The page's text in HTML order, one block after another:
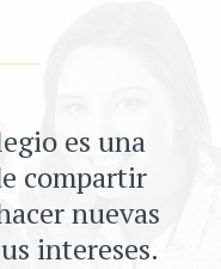
es una
compartir
nuevas
intereses.